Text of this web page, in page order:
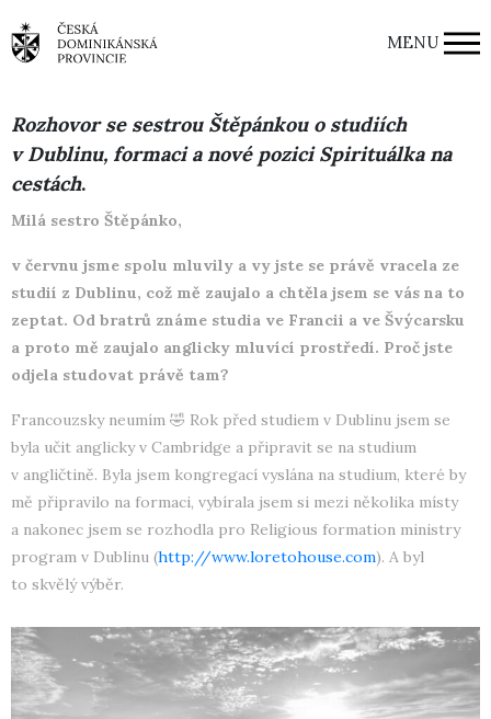
MENU
Rozhovor se sestrou Štěpánkou o studiích
v Dublinu, formaci a nové pozici Spirituálka na
cestách.
Milá sestro Štěpánko,
v červnu jsme spolu mluvily a vy jste se právě vracela ze
studií z Dublinu, což mě zaujalo a chtěla jsem se vás na to
zeptat. Od bratrů známe studia ve Francii a ve Švýcarsku
a proto mě zaujalo anglicky mluvící prostředí. Proč jste
odjela studovat právě tam?
Francouzsky neumím 🤣 Rok před studiem v Dublinu jsem se
byla učit anglicky v Cambridge a připravit se na studium
v angličtině. Byla jsem kongregací vyslána na studium, které by
mě připravilo na formaci, vybírala jsem si mezi několika místy
a nakonec jsem se rozhodla pro Religious formation ministry
program v Dublinu (http://www.loretohouse.com). A byl
to skvělý výběr.